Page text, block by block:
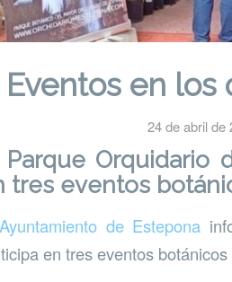
Eventos en
24 de abril de
Parque Orquidario
tres eventos
Ayuntamiento de Estepona
en tres eventos